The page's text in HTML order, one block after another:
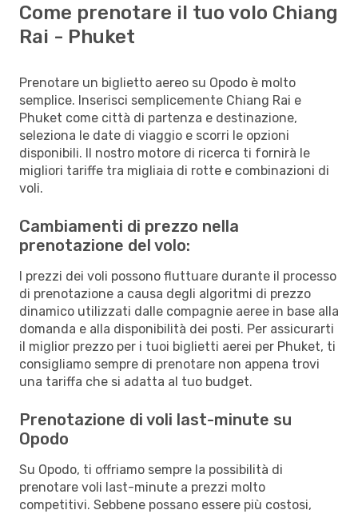
Come prenotare il tuo volo Chiang
Rai - Phuket
Prenotare un biglietto aereo su Opodo è molto
semplice. Inserisci semplicemente Chiang Rai e
Phuket come città di partenza e destinazione,
seleziona le date di viaggio e scorri le opzioni
disponibili. Il nostro motore di ricerca ti fornirà le
migliori tariffe tra migliaia di rotte e combinazioni di
voli.
Cambiamenti di prezzo nella
prenotazione del volo:
I prezzi dei voli possono fluttuare durante il processo
di prenotazione a causa degli algoritmi di prezzo
dinamico utilizzati dalle compagnie aeree in base alla
domanda e alla disponibilità dei posti. Per assicurarti
il miglior prezzo per i tuoi biglietti aerei per Phuket, ti
consigliamo sempre di prenotare non appena trovi
una tariffa che si adatta al tuo budget.
Prenotazione di voli last-minute su
Opodo
Su Opodo, ti offriamo sempre la possibilità di
prenotare voli last-minute a prezzi molto
competitivi. Sebbene possano essere più costosi,